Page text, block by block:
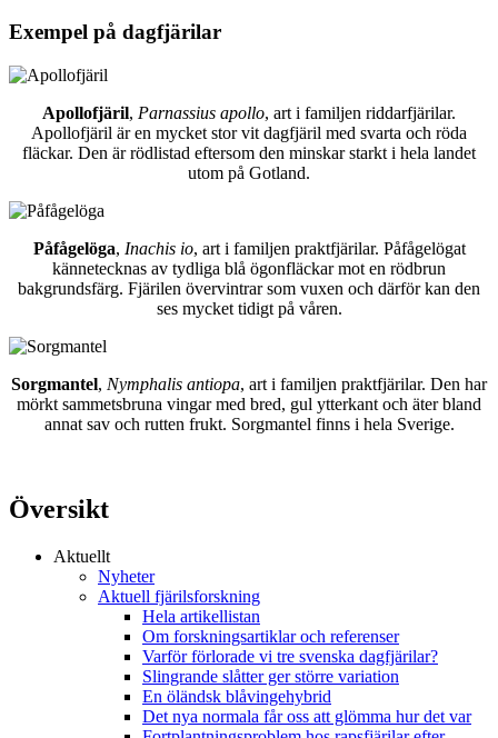
Exempel på dagfjärilar
Apollofjäril, Parnassius apollo, art i familjen riddarfjärilar.
Apollofjäril är en mycket stor vit dagfjäril med svarta och röda
fläckar. Den är rödlistad eftersom den minskar starkt i hela landet
utom på Gotland.
Påfågelöga, Inachis io, art i familjen praktfjärilar. Påfågelögat
kännetecknas av tydliga blå ögonfläckar mot en rödbrun
bakgrundsfärg. Fjärilen övervintrar som vuxen och därför kan den
ses mycket tidigt på våren.
Sorgmantel, Nymphalis antiopa, art i familjen praktfjärilar. Den har
mörkt sammetsbruna vingar med bred, gul ytterkant och äter bland
annat sav och rutten frukt. Sorgmantel finns i hela Sverige.
Översikt
Aktuellt
Nyheter
Aktuell fjärilsforskning
Hela artikellistan
Om forskningsartiklar och referenser
Varför förlorade vi tre svenska dagfjärilar?
Slingrande slåtter ger större variation
En öländsk blåvingehybrid
Det nya normala får oss att glömma hur det var